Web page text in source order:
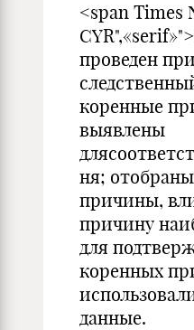
<span Times
проведен
коренные
выявлены
ня;
причины,
причину
для
коренных
данные.